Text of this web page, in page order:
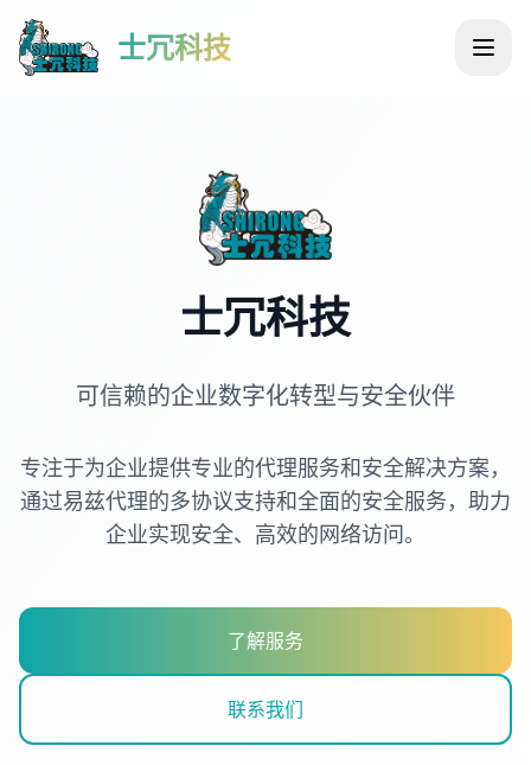
士冗科技
士冗科技
可信赖的企业数字化转型与安全伙伴
专注于为企业提供专业的代理服务和安全解决方案，
通过易兹代理的多协议支持和全面的安全服务，助力
企业实现安全、高效的网络访问。
了解服务
联系我们